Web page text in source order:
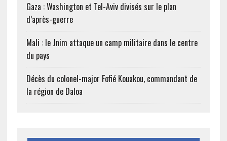
Gaza : Washington et Tel-Aviv divisés sur le plan
d’après-guerre
Mali : le Jnim attaque un camp militaire dans le centre
du pays
Décès du colonel-major Fofié Kouakou, commandant de
la région de Daloa